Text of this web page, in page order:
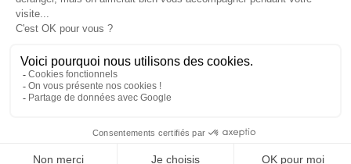
© 2026 - Côté Formations - par Via Compétences
Menu Pied de page
Mentions Légales
Politique de confidentialité